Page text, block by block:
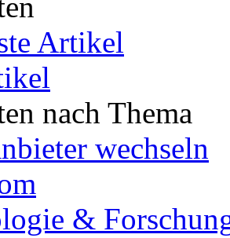
Artikel
nach Thema
wechseln
&